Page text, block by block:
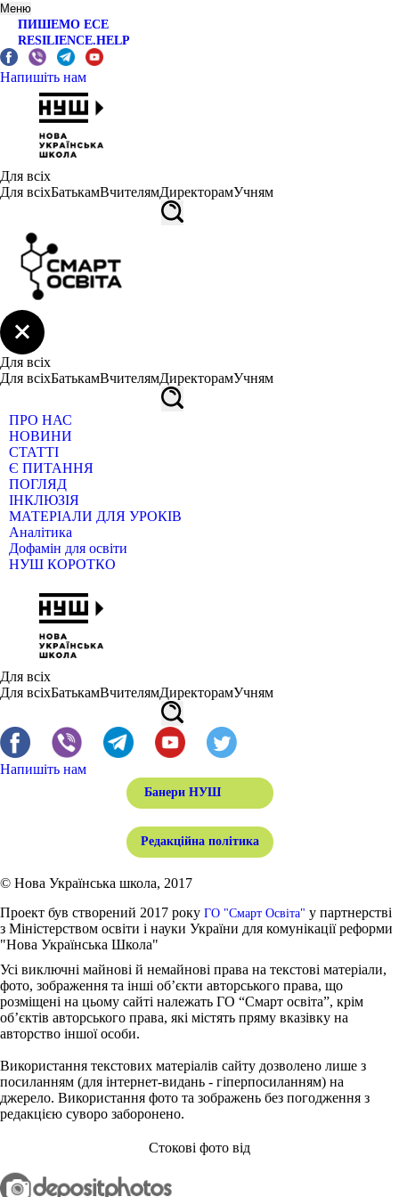
Меню
ПИШЕМО ЕСЕ
RESILIENCE.HELP
Напишіть нам
Для всіх
Для всіхБатькамВчителямДиректорамУчням
Для всіх
Для всіхБатькамВчителямДиректорамУчням
ПРО НАС
НОВИНИ
СТАТТІ
Є ПИТАННЯ
ПОГЛЯД
ІНКЛЮЗІЯ
МАТЕРІАЛИ ДЛЯ УРОКІВ
Аналітика
Дофамін для освіти
НУШ КОРОТКО
Для всіх
Для всіхБатькамВчителямДиректорамУчням
Напишіть нам
Банери НУШ
Редакційна політика
© Нова Українська школа, 2017
Проект був створений 2017 року ГО "Смарт Освіта" у партнерстві
з Міністерством освіти і науки України для комунікації реформи
"Нова Українська Школа"
Усі виключні майнові й немайнові права на текстові матеріали,
фото, зображення та інші об’єкти авторського права, що
розміщені на цьому сайті належать ГО “Смарт освіта”, крім
об’єктів авторського права, які містять пряму вказівку на
авторство іншої особи.
Використання текстових матеріалів сайту дозволено лише з
посиланням (для інтернет-видань - гіперпосиланням) на
джерело. Використання фото та зображень без погодження з
редакцією суворо заборонено.
Стокові фото від